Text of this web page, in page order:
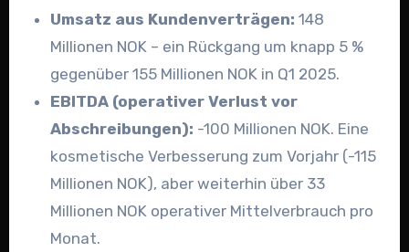
Umsatz aus Kundenverträgen: 148
Millionen NOK – ein Rückgang um knapp 5 %
gegenüber 155 Millionen NOK in Q1 2025.
EBITDA (operativer Verlust vor
Abschreibungen): -100 Millionen NOK. Eine
kosmetische Verbesserung zum Vorjahr (-115
Millionen NOK), aber weiterhin über 33
Millionen NOK operativer Mittelverbrauch pro
Monat.